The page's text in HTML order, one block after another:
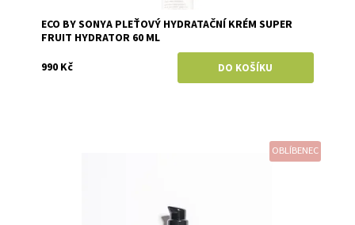
ECO BY SONYA PLEŤOVÝ HYDRATAČNÍ KRÉM SUPER
FRUIT HYDRATOR 60 ML
990 Kč
OBLÍBENEC